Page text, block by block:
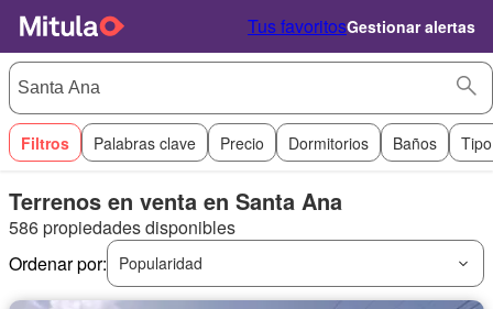
Tus favoritosGestionar alertas
Filtros Palabras clave Precio Dormitorios Baños
Terrenos en venta en Santa Ana
586 propiedades disponibles
Ordenar por:
Popularidad